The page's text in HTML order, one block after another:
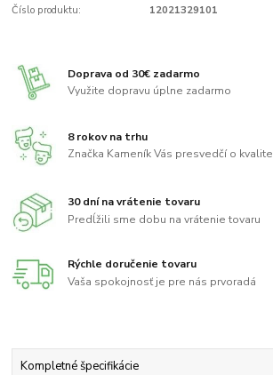
Číslo produktu: 12021329101
Doprava od 30€ zadarmo
Využite dopravu úplne zadarmo
8 rokov na trhu
Značka Kameník Vás presvedčí o kvalite
30 dní na vrátenie tovaru
Predĺžili sme dobu na vrátenie tovaru
Rýchle doručenie tovaru
Vaša spokojnosť je pre nás prvoradá
Kompletné špecifikácie